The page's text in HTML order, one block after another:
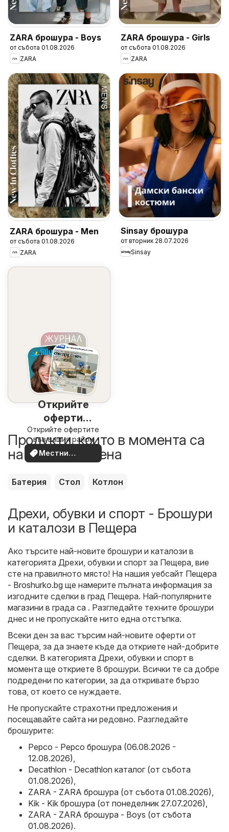
ZARA брошура - Boys
от събота 01.08.2026
ZARA
ZARA брошура - Girls
от събота 01.08.2026
ZARA
ZARA брошура - Men
от събота 01.08.2026
ZARA
Sinsay брошура
от вторник 28.07.2026
Sinsay
Открийте
оферти
наблизо
Открийте офертите
във вашия район
Местни
оферти
Продукти, които в момента са
на по-добра цена
Батерия Стол Котлон
Дрехи, обувки и спорт - Брошури
и каталози в Пещера
Ако търсите най-новите брошури и каталози в
категорията Дрехи, обувки и спорт за Пещера, вие
сте на правилното място! На нашия уебсайт Пещера
- Broshurko.bg ще намерите пълната информация за
изгодните сделки в град Пещера. Най-популярните
магазини в града са . Разгледайте техните брошури
днес и не пропускайте нито една отстъпка.
Всеки ден за вас търсим най-новите оферти от
Пещера, за да знаете къде да откриете най-добрите
сделки. В категорията Дрехи, обувки и спорт в
момента ще откриете 8 брошури. Всички те са добре
подредени по категории, за да откривате бързо
това, от което се нуждаете.
Не пропускайте страхотни предложения и
посещавайте сайта ни редовно. Разгледайте
брошурите:
Pepco - Pepco брошура (06.08.2026 -
12.08.2026),
Decathlon - Decathlon каталог (от събота
01.08.2026),
ZARA - ZARA брошура (от събота 01.08.2026),
Kik - Kik брошура (от понеделник 27.07.2026),
ZARA - ZARA брошура - Boys (от събота
01.08.2026).